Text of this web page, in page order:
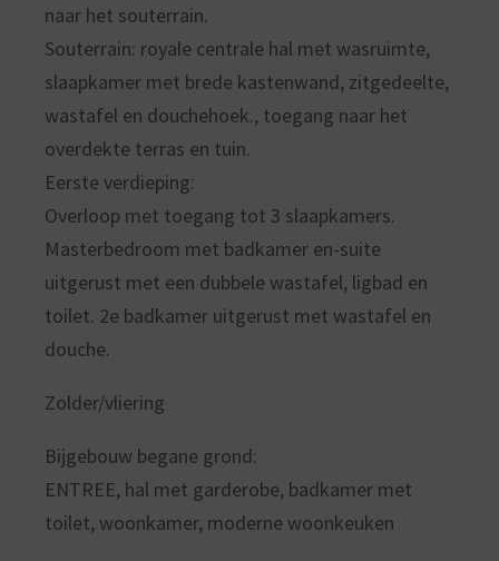
naar het souterrain.
Souterrain: royale centrale hal met wasruimte,
slaapkamer met brede kastenwand, zitgedeelte,
wastafel en douchehoek., toegang naar het
overdekte terras en tuin.
Eerste verdieping:
Overloop met toegang tot 3 slaapkamers.
Masterbedroom met badkamer en-suite
uitgerust met een dubbele wastafel, ligbad en
toilet. 2e badkamer uitgerust met wastafel en
douche.
Zolder/vliering
Bijgebouw begane grond:
ENTREE, hal met garderobe, badkamer met
toilet, woonkamer, moderne woonkeuken